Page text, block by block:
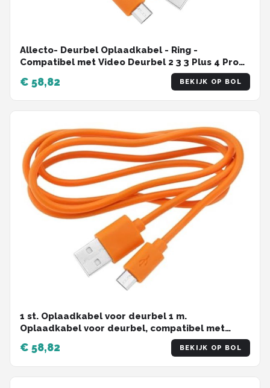
Allecto- Deurbel Oplaadkabel - Ring -
Compatibel met Video Deurbel 2 3 3 Plus 4 Pro
€ 58,82 BEKIJK OP BOL
1 st. Oplaadkabel voor deurbel 1 m.
Oplaadkabel voor deurbel, compatibel met
Video Doorbell 2, 3, 3 Plus en 4 Doorbell Pro Plus,
oranje
€ 58,82 BEKIJK OP BOL